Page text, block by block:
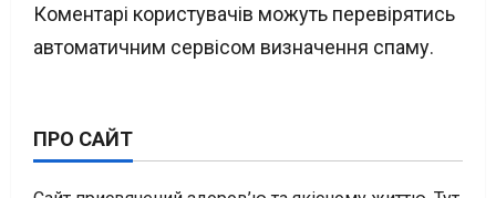
Коментарі користувачів можуть перевірятись
автоматичним сервісом визначення спаму.
ПРО САЙТ